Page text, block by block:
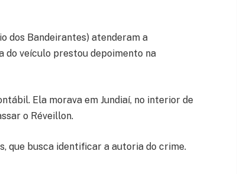
dos Bandeirantes) atenderam a
do veículo prestou depoimento na
Ela morava em Jundiaí, no interior de
o Réveillon.
que busca identificar a autoria do crime.